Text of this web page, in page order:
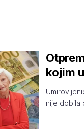
kojim
nije dobila